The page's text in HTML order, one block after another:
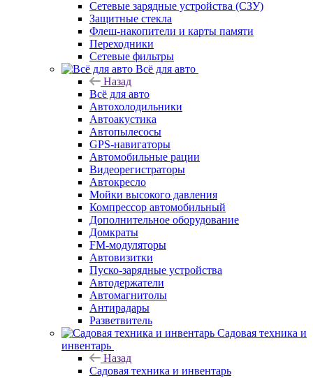
Сетевые зарядные устройства (СЗУ)
Защитные стекла
Флеш-накопители и карты памяти
Переходники
Сетевые фильтры
Всё для авто
Назад
Всё для авто
Автохолодильники
Автоакустика
Автопылесосы
GPS-навигаторы
Автомобильные рации
Видеорегистраторы
Автокресло
Мойки высокого давления
Компрессор автомобильный
Дополнительное оборудование
Домкраты
FM-модуляторы
Автовизитки
Пуско-зарядные устройства
Автодержатели
Автомагнитолы
Антирадары
Разветвитель
Садовая техника и
инвентарь
Назад
Садовая техника и инвентарь